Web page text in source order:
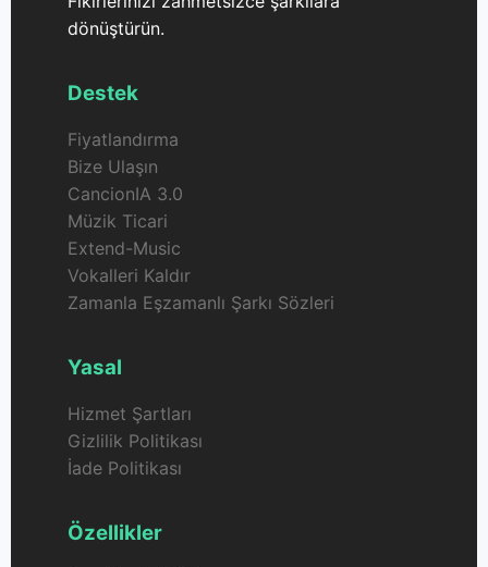
dönüştürün.
Destek
Fiyatlandırma
Bize Ulaşın
CancionIA 3.0
Müzik Ticari
Extend-Music
Vokalleri Kaldır
Zamanla Eşzamanlı Şarkı Sözleri
Yasal
Hizmet Şartları
Gizlilik Politikası
İade Politikası
Özellikler